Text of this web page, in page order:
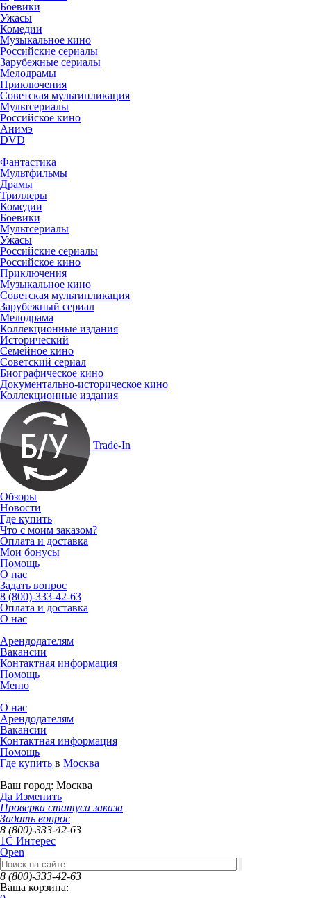
Боевики
Ужасы
Комедии
Музыкальное кино
Российские сериалы
Зарубежные сериалы
Мелодрамы
Приключения
Советская мультипликация
Мультсериалы
Российское кино
Анимэ
DVD
Фантастика
Мультфильмы
Драмы
Триллеры
Комедии
Боевики
Мультсериалы
Ужасы
Российские сериалы
Российское кино
Приключения
Музыкальное кино
Советская мультипликация
Зарубежный сериал
Мелодрама
Коллекционные издания
Исторический
Семейное кино
Советский сериал
Биографическое кино
Документально-историческое кино
Коллекционные издания
Trade-In
Обзоры
Новости
Где купить
Что с моим заказом?
Оплата и доставка
Мои бонусы
Помощь
О нас
Задать вопрос
8 (800)-333-42-63
Оплата и доставка
О нас
Арендодателям
Вакансии
Контактная информация
Помощь
Меню
О нас
Арендодателям
Вакансии
Контактная информация
Помощь
Где купить в Москва
Ваш город: Москва
Да Изменить
Проверка статуса заказа
Задать вопрос
8 (800)-333-42-63
1C Интерес
Open
8 (800)-333-42-63
Ваша корзина: